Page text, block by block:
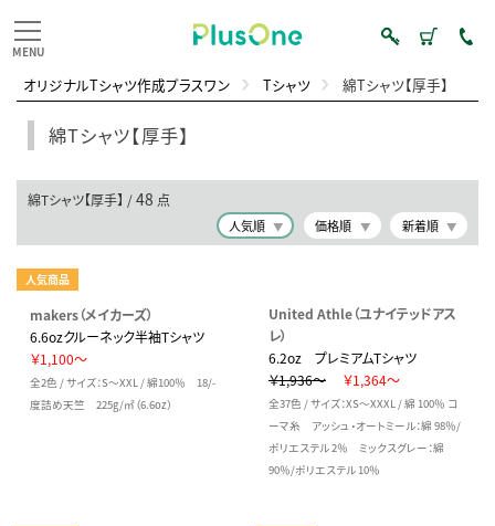
オリジナルTシャツ作成プラスワン Tシャツ 綿Tシャツ【厚手】
綿Tシャツ【厚手】
綿Tシャツ【厚手】 /48 点
人気順 価格順 新着順
人気商品
makers（メイカーズ）
6.6ozクルーネック半袖Tシャツ
￥1,100～
全2色 / サイズ：S～XXL / 綿100％ 18/-
度詰め天竺 225g/㎡（6.6oz）
United Athle（ユナイテッドアス
レ）
6.2oz プレミアムTシャツ
￥1,936～
￥1,364～
全37色 / サイズ：XS～XXXL / 綿 100％ コ
ーマ糸 アッシュ・オートミール：綿 98％/
ポリエステル 2％ ミックスグレー：綿
90％/ポリエステル 10％